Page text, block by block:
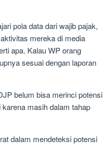
pola data dari wajib pajak,
mereka di media
apa. Kalau WP orang
sesuai dengan laporan
belum bisa merinci potensi
masih dalam tahap
dalam mendeteksi potensi